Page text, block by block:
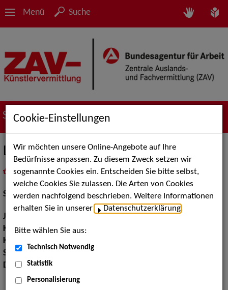
Menü Suche
Suche nach Künstler*innen
Lorena Steffl
als PDF speichern
inMeine Merklistelegen
Schauspiel:Film und TV
Jahrgang:
Körpergröße:168 cm
Konfektionsgröße:
Sprachen:
Dialekte:Bayerisch
Cookie-Einstellungen
Wir möchten unsere Online-Angebote auf Ihre
Bedürfnisse anpassen. Zu diesem Zweck setzen wir
sogenannte Cookies ein. Entscheiden Sie bitte selbst,
welche Cookies Sie zulassen. Die Arten von Cookies
werden nachfolgend beschrieben. Weitere Informationen
erhalten Sie in unserer
Datenschutzerklärung
Bitte wählen Sie aus:
Technisch Notwendig
Statistik
Personalisierung